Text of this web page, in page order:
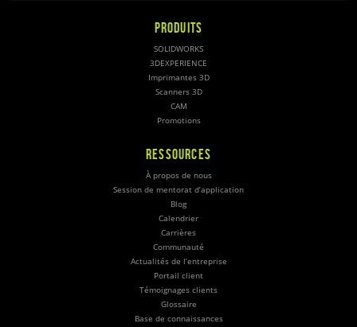
PRODUITS
SOLIDWORKS
3DEXPERIENCE
Imprimantes 3D
Scanners 3D
CAM
Promotions
RESSOURCES
À propos de nous
Session de mentorat d’application
Blog
Calendrier
Carrières
Communauté
Actualités de l’entreprise
Portail client
Témoignages clients
Glossaire
Base de connaissances